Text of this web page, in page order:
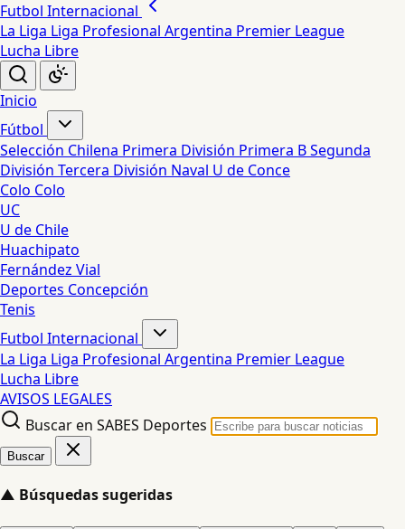
Futbol Internacional
La Liga Liga Profesional Argentina Premier League
Lucha Libre
Inicio
Fútbol
Selección Chilena Primera División Primera BSegunda
División Tercera División Naval U de Conce
Colo Colo
UC
U de Chile
Huachipato
Fernández Vial
Deportes Concepción
Tenis
Futbol Internacional
La Liga Liga Profesional Argentina Premier League
Lucha Libre
AVISOS LEGALES
Buscar en SABES Deportes
Buscar
▲ Búsquedas sugeridas